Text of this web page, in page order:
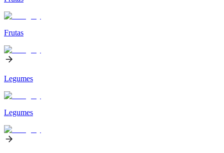
Frutas
Legumes
Legumes